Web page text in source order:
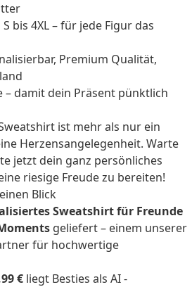
bis 4XL – für jede Figur das
Premium Qualität,
– damit dein Präsent pünktlich
ist mehr als nur ein
Herzensangelegenheit. Warte
jetzt dein ganz persönliches
riesige Freude zu bereiten!
Blick
Sweatshirt für Freunde
geliefert – einem unserer
für hochwertige
€ liegt Besties als AI -